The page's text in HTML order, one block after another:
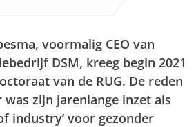
voormalig CEO van
DSM, kreeg begin 2021
van de RUG. De reden
was zijn jarenlange inzet als
industry’ voor gezonder